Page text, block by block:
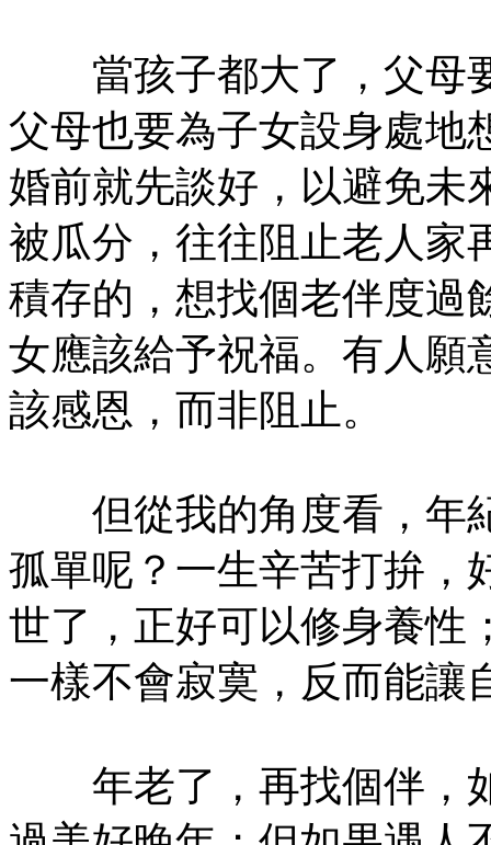
當孩子都大了，父母
父母也要為子女設身處地
婚前就先談好，以避免未
被瓜分，往往阻止老人家
積存的，想找個老伴度過
女應該給予祝福。有人願
該感恩，而非阻止。
但從我的角度看，年
孤單呢？一生辛苦打拚，
世了，正好可以修身養性
一樣不會寂寞，反而能讓
年老了，再找個伴，